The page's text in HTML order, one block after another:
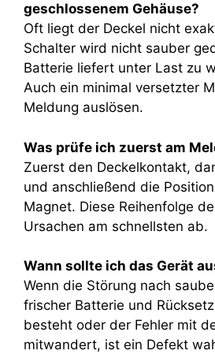
geschlossenem Gehäuse?
Oft liegt der Deckel nicht
Schalter wird nicht sauber
Batterie liefert unter Last zu
Auch ein minimal versetzter
Meldung auslösen.
Was prüfe ich zuerst am
Zuerst den Deckelkontakt,
und anschließend die
Magnet. Diese Reihenfolge
Ursachen am schnellsten ab.
Wann sollte ich das Gerät
Wenn die Störung nach
frischer Batterie und
besteht oder der Fehler mit
mitwandert, ist ein Defekt